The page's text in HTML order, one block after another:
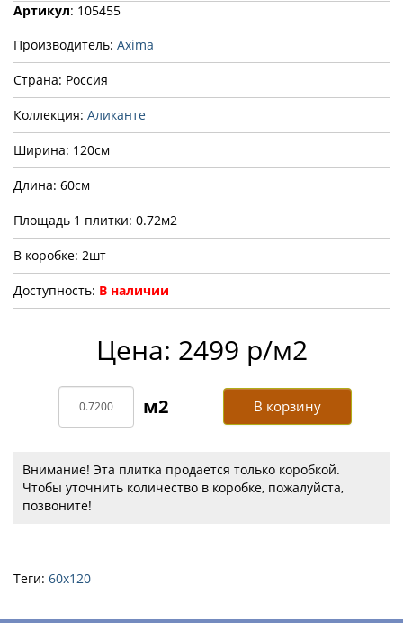
Артикул: 105455
Производитель: Axima
Страна: Россия
Коллекция: Аликанте
Ширина: 120см
Длина: 60см
Площадь 1 плитки: 0.72м2
В коробке: 2шт
Доступность: В наличии
Цена: 2499 р/м2
В корзину
Внимание! Эта плитка продается только коробкой.
Чтобы уточнить количество в коробке, пожалуйста,
позвоните!
Теги: 60х120